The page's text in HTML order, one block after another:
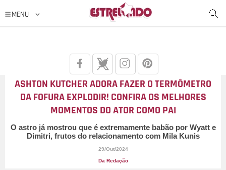
ASHTON KUTCHER ADORA FAZER O TERMÔMETRO
DA FOFURA EXPLODIR! CONFIRA OS MELHORES
MOMENTOS DO ATOR COMO PAI
O astro já mostrou que é extremamente babão por Wyatt e
Dimitri, frutos do relacionamento com Mila Kunis
29/Out/2024
Da Redação